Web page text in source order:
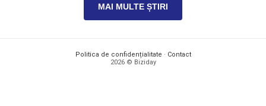
MAI MULTE ȘTIRI
Politica de confidențialitate · Contact
2026 © Biziday